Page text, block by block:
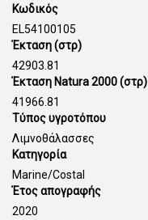
Κωδικός
EL54100105
Έκταση (στρ)
42903.81
Έκταση Natura 2000 (στρ)
41966.81
Τύπος υγροτόπου
Λιμνοθάλασσες
Κατηγορία
Marine/Costal
Έτος απογραφής
2020